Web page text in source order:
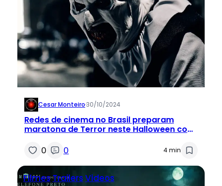
Cesar Monteiro·30/10/2024
Redes de cinema no Brasil preparam
maratona de Terror neste Halloween com
0 0 4 min
FilmesTrailers Videos